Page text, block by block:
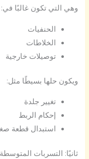
وهي التي تكون غالبًا في:
الحنفيات
الخلاطات
توصيلات خارجية
ويكون حلها بسيطًا مثل:
تغيير جلدة
إحكام الربط
استبدال قطعة
ثانيًا: التسربات المتوسطة